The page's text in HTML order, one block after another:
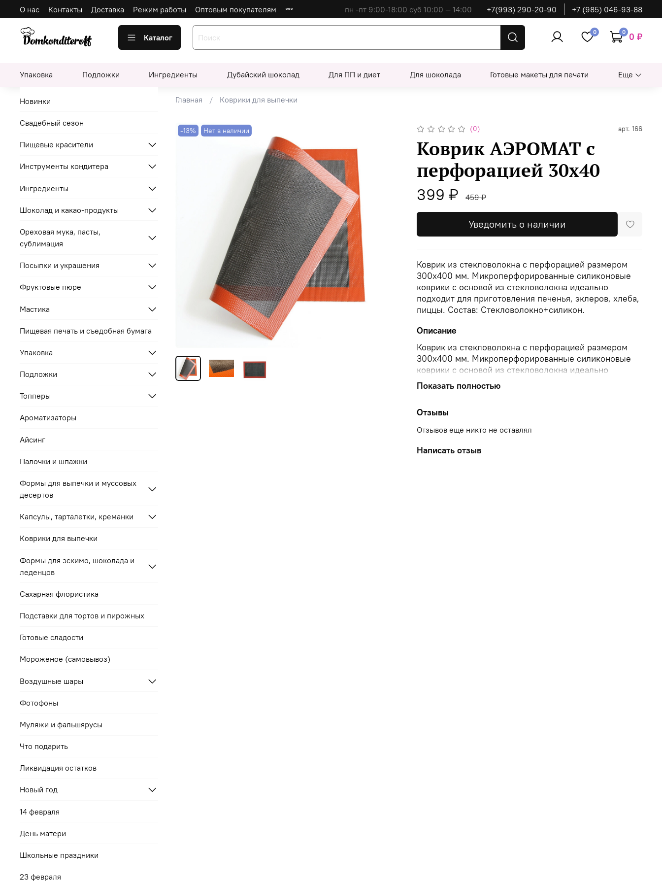
О нас Контакты Доставка Режим работы Оптовым покупателям пн -пт 9:00-18:00 суб 10:00 — 14:00 +7(993) 290-20-90 +7 (985) 046-93-88
Каталог
0 0 0 ₽
Упаковка Подложки Ингредиенты Дубайский шоколад Для ПП и диет Для шоколада Готовые макеты для печати Еще
Главная Коврики для выпечки
-13% Нет в наличии (0) арт. 166
Коврик АЭРОМАТ с
перфорацией 30х40
399 ₽ 459 ₽
Уведомить о наличии
Коврик из стекловолокна с перфорацией размером
300х400 мм. Микроперфорированные силиконовые
коврики с основой из стекловолокна идеально
подходит для приготовления печенья, эклеров, хлеба,
пиццы. Состав: Стекловолокно+силикон.
Описание
Коврик из стекловолокна с перфорацией размером
300х400 мм. Микроперфорированные силиконовые
коврики с основой из стекловолокна идеально
подходит для приготовления печенья, эклеров, хлеба,
пиццы. Состав: Стекловолокно+силикон.
Показать полностью
Отзывы
Отзывов еще никто не оставлял
Написать отзыв
Новинки
Свадебный сезон
Пищевые красители
Инструменты кондитера
Ингредиенты
Шоколад и какао-продукты
Ореховая мука, пасты,
сублимация
Посыпки и украшения
Фруктовые пюре
Мастика
Пищевая печать и съедобная бумага
Упаковка
Подложки
Топперы
Ароматизаторы
Айсинг
Палочки и шпажки
Формы для выпечки и муссовых
десертов
Капсулы, тарталетки, креманки
Коврики для выпечки
Формы для эскимо, шоколада и
леденцов
Сахарная флористика
Подставки для тортов и пирожных
Готовые сладости
Мороженое (самовывоз)
Воздушные шары
Фотофоны
Муляжи и фальшярусы
Что подарить
Ликвидация остатков
Новый год
14 февраля
День матери
Школьные праздники
23 февраля